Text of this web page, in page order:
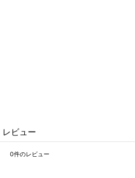
レビュー
0件のレビュー